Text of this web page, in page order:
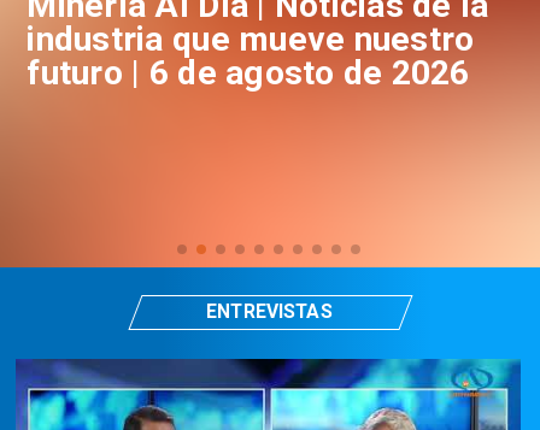
industria que mueve nuestro
futuro | 6 de agosto de 2026
ENTREVISTAS